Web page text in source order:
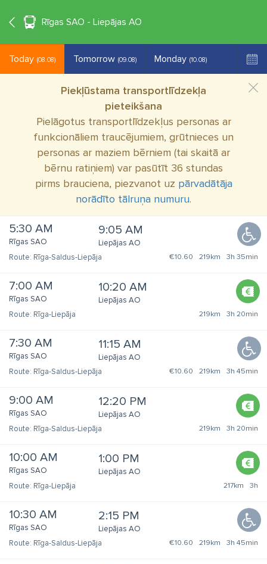
EN
Today (08.08) Tomorrow (09.08) Monday (10.08)
Piekļūstama transportlīdzekļa
pieteikšana
Pielāgotus transportlīdzekļus personas ar
funkcionāliem traucējumiem, grūtnieces un
personas ar maziem bērniem (tai skaitā ar
bērnu ratiņiem) var pasūtīt 36 stundas
pirms brauciena, piezvanot uz pārvadātāja
norādīto tālruņa numuru.
Rīgas SAO - Liepājas AO
5:30 AM
Rīgas SAO
9:05 AM
Liepājas AO
Rīga-Saldus-Liepāja
€10.60 219km 3h 35min
7:00 AM
Rīgas SAO
10:20 AM
Liepājas AO
Rīga-Liepāja
219km 3h 20min
7:30 AM
Rīgas SAO
11:15 AM
Liepājas AO
Rīga-Saldus-Liepāja
€10.60 219km 3h 45min
9:00 AM
Rīgas SAO
12:20 PM
Liepājas AO
Rīga-Saldus-Liepāja
219km 3h 20min
10:00 AM
Rīgas SAO
1:00 PM
Liepājas AO
Rīga-Liepāja
217km 3h
10:30 AM
Rīgas SAO
2:15 PM
Liepājas AO
Rīga-Saldus-Liepāja
€10.60 219km 3h 45min